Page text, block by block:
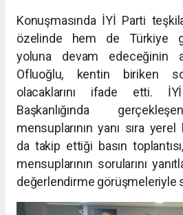
Konuşmasında İYİ Parti
özelinde hem de Türkiye
yoluna devam edeceğinin
Ofluoğlu, kentin biriken
olacaklarını ifade etti.
Başkanlığında
mensuplarının yanı sıra yerel
da takip ettiği basın
mensuplarının sorularını
değerlendirme görüşmeleriyle